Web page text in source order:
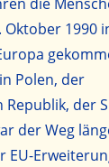
Oktober 1990
Polen, der
Republik, der
der Weg
EU-